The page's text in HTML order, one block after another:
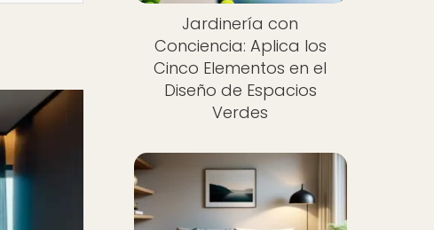
Jardinería con
Conciencia: Aplica los
Cinco Elementos en el
Diseño de Espacios
Verdes